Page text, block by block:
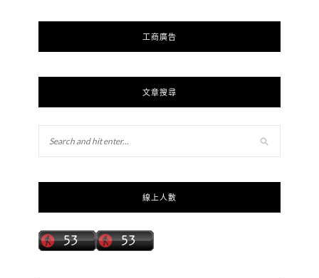
工商廣告
文章搜尋
線上人數